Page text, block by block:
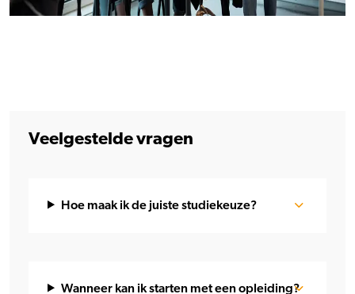
Veelgestelde vragen
Hoe maak ik de juiste studiekeuze?
Wanneer kan ik starten met een opleiding?